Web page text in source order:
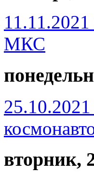
МКС
вторник,